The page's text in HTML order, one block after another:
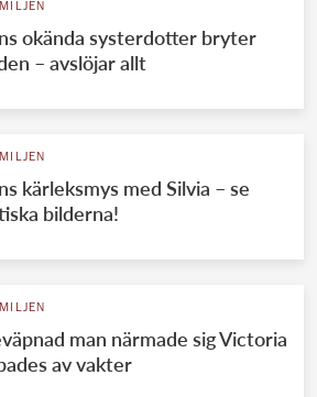
okända systerdotter bryter
– avslöjar allt
kärleksmys med Silvia – se
bilderna!
man närmade sig Victoria
av vakter